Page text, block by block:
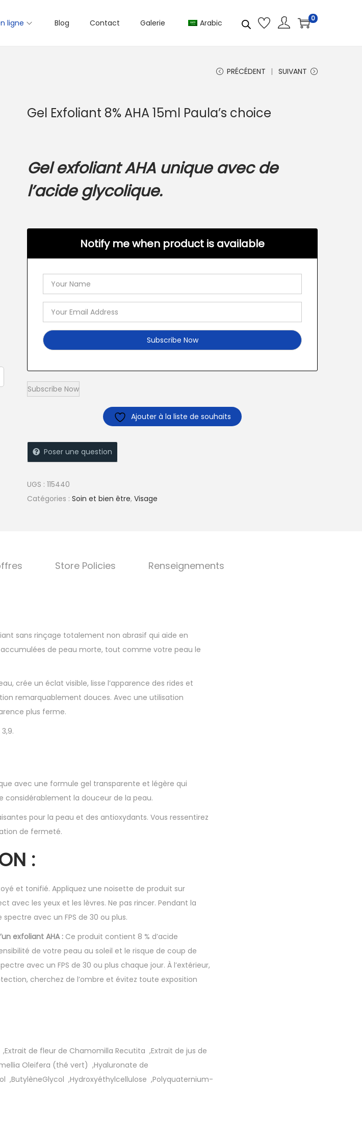
ligne Blog Contact Galerie Arabic 0
PRÉCÉDENT SUIVANT
Gel Exfoliant 8% AHA 15ml Paula’s choice
Gel exfoliant AHA unique avec de
l’acide glycolique.
Notify me when product is available
Ajouter à la liste de souhaits
Poser une question
UGS : 115440
Catégories : Soin et bien être, Visage
Store Policies Renseignements
sans rinçage totalement non abrasif qui aide en
de peau morte, tout comme votre peau le
crée un éclat visible, lisse l’apparence des rides et
remarquablement douces. Avec une utilisation
plus ferme.
avec une formule gel transparente et légère qui
la douceur de la peau.
pour la peau et des antioxydants. Vous ressentirez
de fermeté.
:
et tonifié. Appliquez une noisette de produit sur
avec les yeux et les lèvres. Ne pas rincer. Pendant la
avec un FPS de 30 ou plus.
exfoliant AHA : Ce produit contient 8 % d’acide
de votre peau au soleil et le risque de coup de
avec un FPS de 30 ou plus chaque jour. À l’extérieur,
cherchez de l’ombre et évitez toute exposition
,Extrait de fleur de Chamomilla Recutita ,Extrait de jus de
Oleifera (thé vert) ,Hyaluronate de
,ButylèneGlycol ,Hydroxyéthylcellulose ,Polyquaternium-